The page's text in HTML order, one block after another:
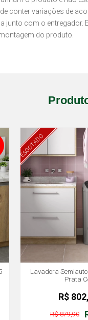
conter variações de
junto com o entregador.
do produto.
ESGOTADO
Lavadora
Prata
R$ 879,90
R$